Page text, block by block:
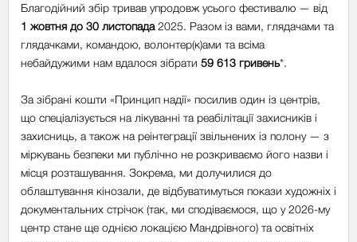
Благодійний збір тривав упродовж усього фестивалю — від
1 жовтня до 30 листопада2025. Разом із вами, глядачами та
глядачками, командою, волонтер(к)ами та всіма
небайдужими нам вдалося зібрати 59 613 гривень*.
За зібрані кошти «Принцип надії» посилив один із центрів,
що спеціалізується на лікуванні та реабілітації захисників і
захисниць, а також на реінтеграції звільнених із полону — з
міркувань безпеки ми публічно не розкриваємо його назви і
місця розташування. Зокрема, ми долучилися до
облаштування кінозали, де відбуватимуться покази художніх і
документальних стрічок (так, ми сподіваємося, що у 2026-му
центр стане ще однією локацією Мандрівного) та освітніх